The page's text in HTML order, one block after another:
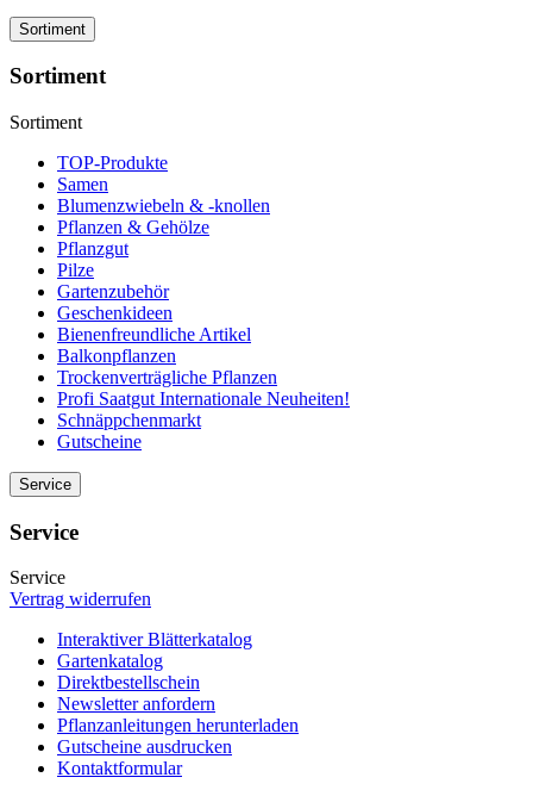
Sortiment
Sortiment
Sortiment
TOP-Produkte
Samen
Blumenzwiebeln & -knollen
Pflanzen & Gehölze
Pflanzgut
Pilze
Gartenzubehör
Geschenkideen
Bienenfreundliche Artikel
Balkonpflanzen
Trockenverträgliche Pflanzen
Profi Saatgut Internationale Neuheiten!
Schnäppchenmarkt
Gutscheine
Service
Service
Service
Vertrag widerrufen
Interaktiver Blätterkatalog
Gartenkatalog
Direktbestellschein
Newsletter anfordern
Pflanzanleitungen herunterladen
Gutscheine ausdrucken
Kontaktformular